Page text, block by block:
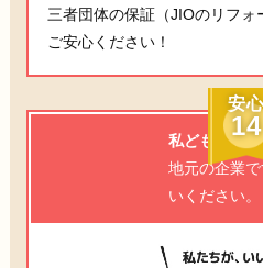
三者団体の保証（JIOのリフ
ご安心ください！
安
14
私どもは、
地元の企業
いください。